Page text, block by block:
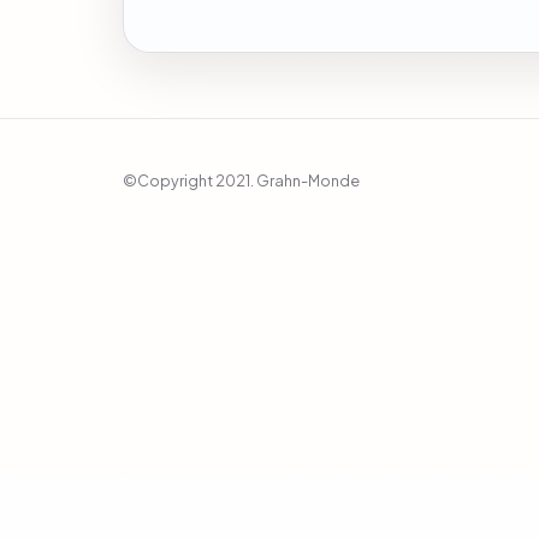
©Copyright 2021. Grahn-Monde